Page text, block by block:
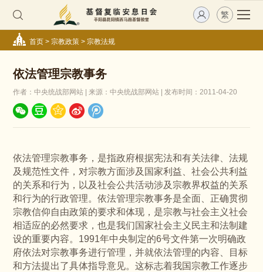
繁
首页> 宗教政策> 宗教法规
依法管理宗教事务
作者：中央统战部网站 | 来源：中央统战部网站 | 发布时间：2011-04-20
依法管理宗教事务，是指政府根据宪法和有关法律、法规
及规范性文件，对宗教方面涉及国家利益、社会公共利益
的关系和行为，以及社会公共活动涉及宗教界权益的关系
和行为的行政管理。依法管理宗教事务是全面、正确贯彻
宗教信仰自由政策的要求和体现，是宗教与社会主义社会
相适应的必然要求，也是我们国家社会主义民主和法制建
设的重要内容。1991年中央制定的6号文件第一次明确政
府依法对宗教事务进行管理，并就依法管理的内容、目标
和方法提出了具体指导意见。这标志着我国宗教工作逐步